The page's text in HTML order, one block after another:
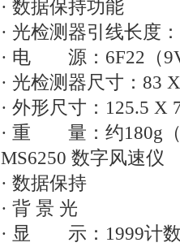
· 数据保持功能
· 光检测器引线长度
· 电 源：6F22（
· 光检测器尺寸：83
· 外形尺寸：125.5 X
· 重 量：约180g（
MS6250 数字风速仪
· 数据保持
· 背 景 光
· 显 示：1999计数